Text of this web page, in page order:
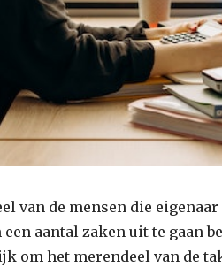
van de mensen die
aantal zaken uit te gaan
om het merendeel van de